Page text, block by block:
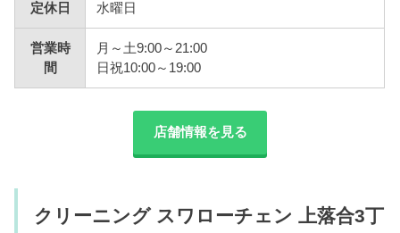
定休日 水曜日
営業時
間
月～土9:00～21:00
日祝10:00～19:00
店舗情報を見る
クリーニング スワローチェン 上落合3丁